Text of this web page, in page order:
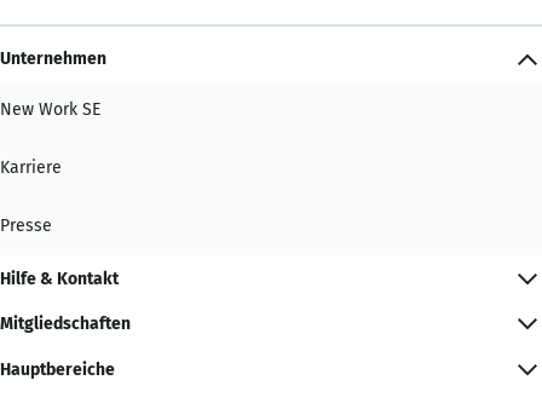
Unternehmen
New Work SE
Karriere
Presse
Hilfe & Kontakt
Mitgliedschaften
Hauptbereiche